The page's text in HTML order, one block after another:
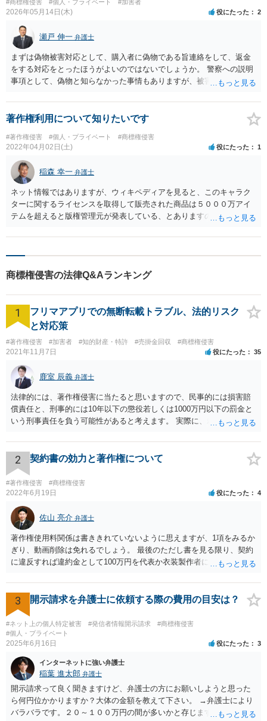
#商標権侵害 #個人・プライベート #加害者
2026年05月14日(木) 役にたった 2
瀬戸 伸一 弁護士
まずは偽物被害対応として、購入者に偽物である旨連絡をして、返金
をする対応をとったほうがよいのではないでしょうか。 警察への説明
事項として、偽物と知らなかった事情もありますが、被害回復の対応
著作権利用について知りたいです
#著作権侵害 #個人・プライベート #商標権侵害
2022年04月02日(土) 役にたった 1
稲森 幸一 弁護士
ネット情報ではありますが、ウィキペディアを見ると、このキャラク
ターに関するライセンスを取得して販売された商品は５０００万アイ
テムを超えると版権管理元が発表している、とありますので、まずは
か。 弁護士に依頼することもできると思います。
商標権侵害の法律Q&Aランキング
1
フリマアプリでの無断転載トラブル、法的リスク
と対応策
#著作権侵害 #加害者 #知的財産・特許 #売掛金回収 #商標権侵害
2021年11月7日 役にたった 35
鹿室 辰義 弁護士
法律的には、著作権侵害に当たると思いますので、民事的には損害賠
償責任と、刑事的には10年以下の懲役若しくは1000万円以下の罰金と
いう刑事責任を負う可能性があると考えます。 実際に、裁判になった
受理すると、取調べ等の捜査が行われる可能性があります。 そして、
刑事責任を軽くするためには、被害弁償等を行う必要があります。 今
後の対応としては、まずは、弁護士に相談するのが良いと思います。
2 契約書の効力と著作権について
#著作権侵害 #商標権侵害
2022年6月19日 役にたった 4
佐山 亮介 弁護士
著作権使用料関係は書ききれていないように思えますが、1項をみるか
ぎり、動画削除は免れるでしょう。 最後のただし書を見る限り、契約
に違反すれば違約金として100万円を代表か衣装製作者に請求できると
しては少しはっきりしないように思います。 こちらからどの時点で打
って出るかはこちらに都合よく契約書を解釈して決めて良いと思いま
すが、裁判にもつれ込んだ場合、第三者の目から見て客観的にも条件
が守られないとはっきり言えるのは相手が削除請求をしたことが記録
上はっきりするとき（例えばYouTubeへの通報などにより動画を削除
させた時）となるかも知れません。 以上を前提に、まずは動画の配信
は合意に基づく正当な権利だと主張し、相手が反論や削除請求の通
報・裁判等をしてきたら弁護士に依頼して対応するとよいと考えま
す。
3 開示請求を弁護士に依頼する際の費用の目安は？
#ネット上の個人特定被害 #発信者情報開示請求
#商標権侵害
#個人・プライベート
2025年6月16日 役にたった 3
インターネットに強い弁護士
稲葉 進太郎 弁護士
開示請求って良く聞きますけど、弁護士の方にお願いしようと思った
ら何円位かかりますか？大体の金額を教えて下さい。 →弁護士により
バラバラです。２０～１００万円の間が多いかと存じます。